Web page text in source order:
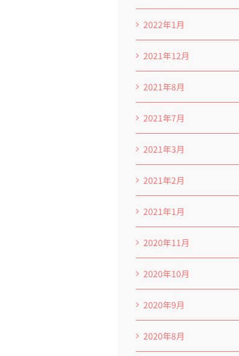
2022年1月
2021年12月
2021年8月
2021年7月
2021年3月
2021年2月
2021年1月
2020年11月
2020年10月
2020年9月
2020年8月